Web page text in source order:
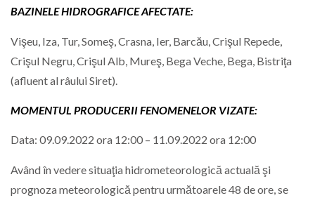
BAZINELE HIDROGRAFICE AFECTATE:
Vişeu, Iza, Tur, Someş, Crasna, Ier, Barcău, Crişul Repede,
Crişul Negru, Crişul Alb, Mureş, Bega Veche, Bega, Bistriţa
(afluent al râului Siret).
MOMENTUL PRODUCERII FENOMENELOR VIZATE:
Data: 09.09.2022 ora 12:00 – 11.09.2022 ora 12:00
Având în vedere situaţia hidrometeorologică actuală şi
prognoza meteorologică pentru următoarele 48 de ore, se